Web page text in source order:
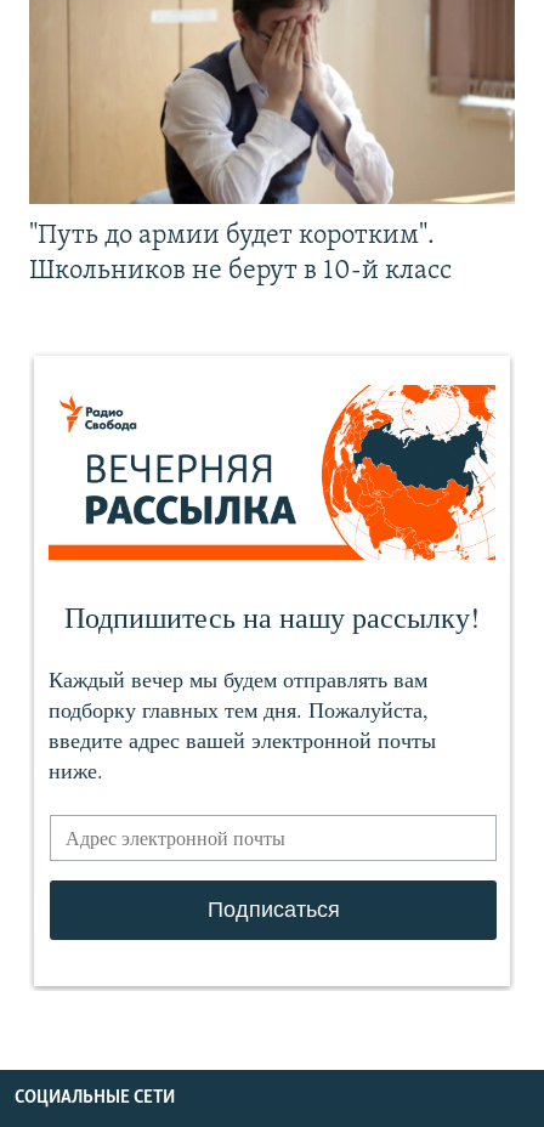
"Путь до армии будет коротким".
Школьников не берут в 10-й класс
СОЦИАЛЬНЫЕ СЕТИ